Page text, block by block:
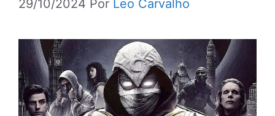
29/10/2024 Por Leo Carvalho